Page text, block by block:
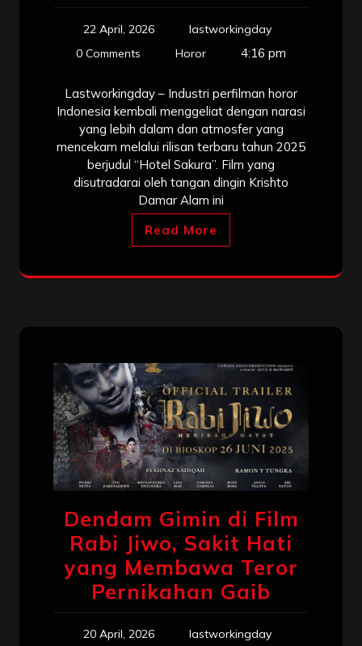
22 April, 2026
lastworkingday
0 Comments
Horor 4:16 pm
Lastworkingday – Industri perfilman horor
Indonesia kembali menggeliat dengan narasi
yang lebih dalam dan atmosfer yang
mencekam melalui rilisan terbaru tahun 2025
berjudul “Hotel Sakura”. Film yang
disutradarai oleh tangan dingin Krishto
Damar Alam ini
Read More
Dendam Gimin di Film
Rabi Jiwo, Sakit Hati
yang Membawa Teror
Pernikahan Gaib
20 April, 2026
lastworkingday